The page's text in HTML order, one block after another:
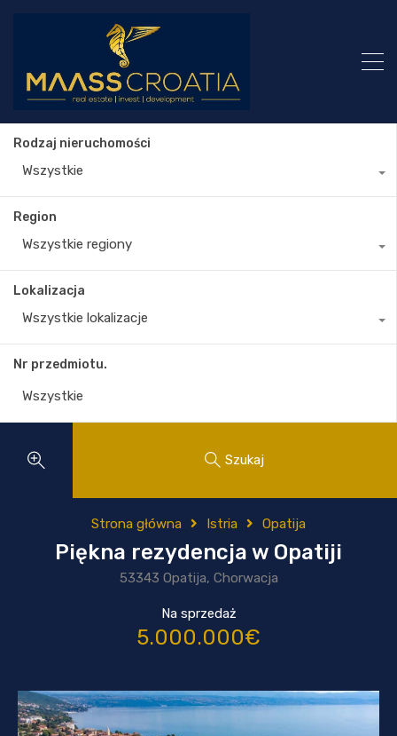
Rodzaj nieruchomości
Wszystkie
Region
Wszystkie regiony
Lokalizacja
Wszystkie lokalizacje
Nr przedmiotu.
Szukaj
Strona główna Istria Opatija
Piękna rezydencja w Opatiji
53343 Opatija, Chorwacja
Na sprzedaż
5.000.000€